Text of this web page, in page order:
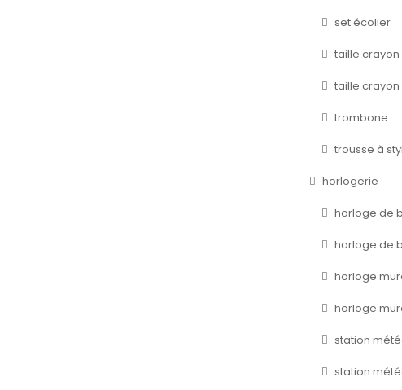
set écolier
taille crayon
taille
trombone
trousse à
horlogerie
horloge de
horloge de
horloge
horloge
station
station